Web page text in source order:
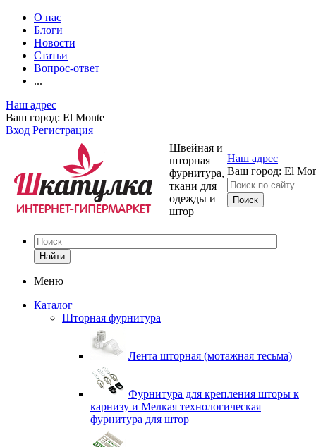
О нас
Блоги
Новости
Статьи
Вопрос-ответ
...
Наш адрес
Ваш город: El Monte
Вход Регистрация
Швейная и
шторная
фурнитура,
ткани для
одежды и
штор
Наш адрес
Ваш город: El
Найти
Меню
Каталог
Шторная фурнитура
Лента шторная (мотажная тесьма)
Фурнитура для крепления шторы к
карнизу и Мелкая технологическая
фурнитура для штор